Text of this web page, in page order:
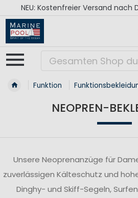
NEU: Kostenfreier Versand nach
Funktion
NEOPREN-
Unsere Neoprenanzüge für
zuverlässigen Kälteschutz und
Dinghy- und Skiff-Segeln,